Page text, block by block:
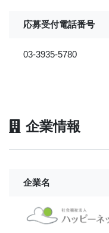
応募受付電話番号
03-3935-5780
企業情報
企業名